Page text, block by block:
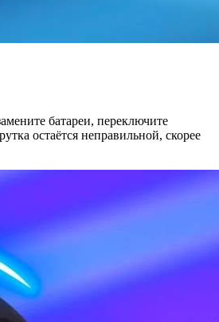
батареи, переключите
остаётся неправильной, скорее